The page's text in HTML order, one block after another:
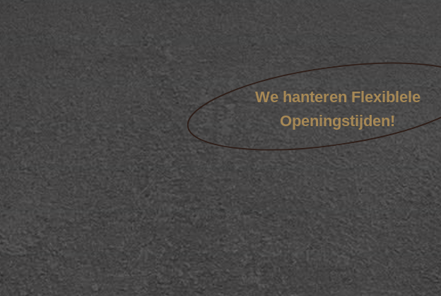
We hanteren Flexiblele
Openingstijden!